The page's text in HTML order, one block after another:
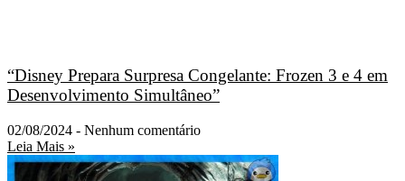
“Disney Prepara Surpresa Congelante: Frozen 3 e 4 em
Desenvolvimento Simultâneo”
02/08/2024
Nenhum comentário
Leia Mais »